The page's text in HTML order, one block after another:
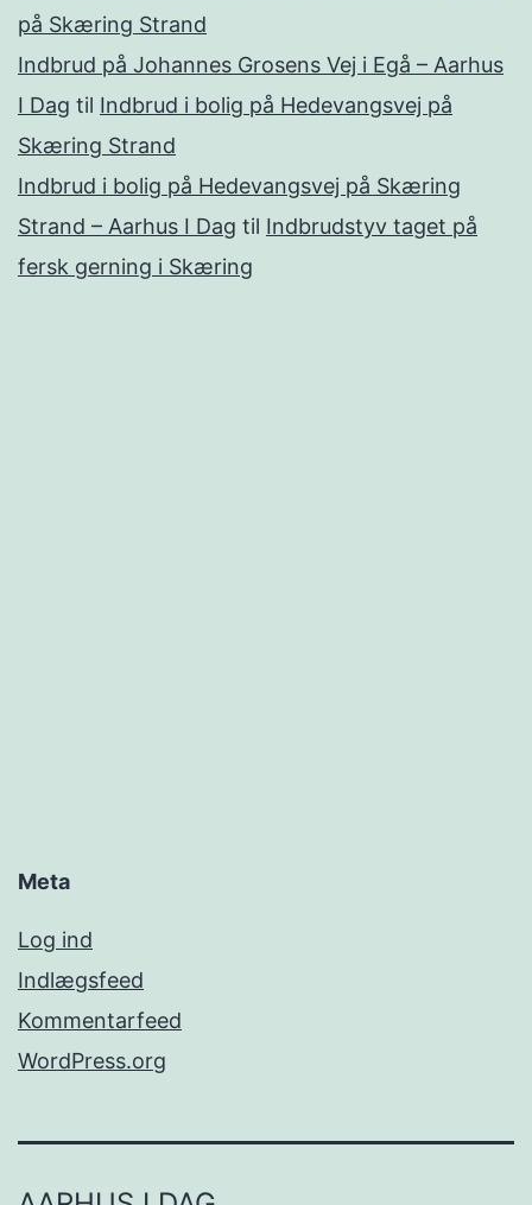
på Skæring Strand
Indbrud på Johannes Grosens Vej i Egå – Aarhus
I Dag til Indbrud i bolig på Hedevangsvej på
Skæring Strand
Indbrud i bolig på Hedevangsvej på Skæring
Strand – Aarhus I Dag til Indbrudstyv taget på
fersk gerning i Skæring
Meta
Log ind
Indlægsfeed
Kommentarfeed
WordPress.org